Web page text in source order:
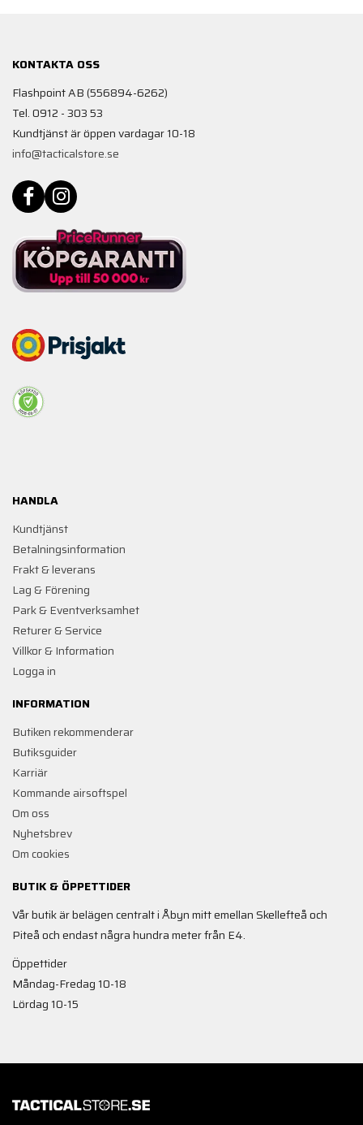
KONTAKTA OSS
Flashpoint AB (556894-6262)
Tel. 0912 - 303 53
Kundtjänst är öppen vardagar 10-18
info@tacticalstore.se
HANDLA
Kundtjänst
Betalningsinformation
Frakt & leverans
Lag & Förening
Park & Eventverksamhet
Returer & Service
Villkor & Information
Logga in
INFORMATION
Butiken rekommenderar
Butiksguider
Karriär
Kommande airsoftspel
Om oss
Nyhetsbrev
Om cookies
BUTIK & ÖPPETTIDER
Vår butik är belägen centralt i Åbyn mitt emellan Skellefteå och
Piteå och endast några hundra meter från E4.
Öppettider
Måndag-Fredag 10-18
Lördag 10-15